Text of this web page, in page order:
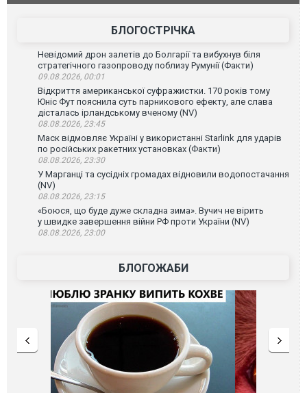
БЛОГОСТРІЧКА
Невідомий дрон залетів до Болгарії та вибухнув біля
стратегічного газопроводу поблизу Румунії (Факти)
09.08.2026, 00:01
Відкриття американської суфражистки. 170 років тому
Юніс Фут пояснила суть парникового ефекту, але слава
дісталась ірландському вченому (NV)
08.08.2026, 23:45
Маск відмовляє Україні у використанні Starlink для ударів
по російських ракетних установках (Факти)
08.08.2026, 23:30
У Марганці та сусідніх громадах відновили водопостачання
(NV)
08.08.2026, 23:15
«Боюся, що буде дуже складна зима». Вучич не вірить
у швидке завершення війни РФ проти України (NV)
08.08.2026, 23:00
БЛОГОЖАБИ